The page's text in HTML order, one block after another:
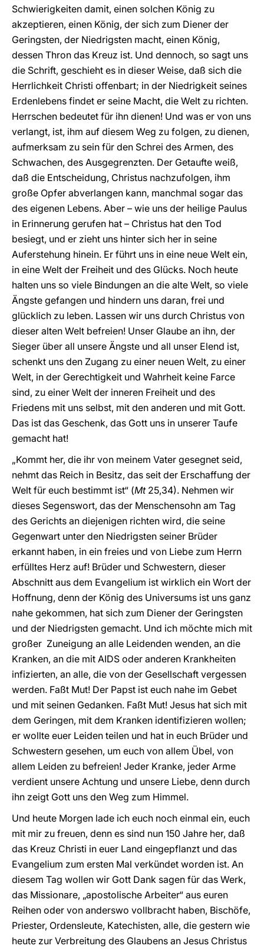
Schwierigkeiten damit, einen solchen König zu
akzeptieren, einen König, der sich zum Diener der
Geringsten, der Niedrigsten macht, einen König,
dessen Thron das Kreuz ist. Und dennoch, so sagt uns
die Schrift, geschieht es in dieser Weise, daß sich die
Herrlichkeit Christi offenbart; in der Niedrigkeit seines
Erdenlebens findet er seine Macht, die Welt zu richten.
Herrschen bedeutet für ihn dienen! Und was er von uns
verlangt, ist, ihm auf diesem Weg zu folgen, zu dienen,
aufmerksam zu sein für den Schrei des Armen, des
Schwachen, des Ausgegrenzten. Der Getaufte weiß,
daß die Entscheidung, Christus nachzufolgen, ihm
große Opfer abverlangen kann, manchmal sogar das
des eigenen Lebens. Aber – wie uns der heilige Paulus
in Erinnerung gerufen hat – Christus hat den Tod
besiegt, und er zieht uns hinter sich her in seine
Auferstehung hinein. Er führt uns in eine neue Welt ein,
in eine Welt der Freiheit und des Glücks. Noch heute
halten uns so viele Bindungen an die alte Welt, so viele
Ängste gefangen und hindern uns daran, frei und
glücklich zu leben. Lassen wir uns durch Christus von
dieser alten Welt befreien! Unser Glaube an ihn, der
Sieger über all unsere Ängste und all unser Elend ist,
schenkt uns den Zugang zu einer neuen Welt, zu einer
Welt, in der Gerechtigkeit und Wahrheit keine Farce
sind, zu einer Welt der inneren Freiheit und des
Friedens mit uns selbst, mit den anderen und mit Gott.
Das ist das Geschenk, das Gott uns in unserer Taufe
gemacht hat!
„Kommt her, die ihr von meinem Vater gesegnet seid,
nehmt das Reich in Besitz, das seit der Erschaffung der
Welt für euch bestimmt ist“ (Mt25,34). Nehmen wir
dieses Segenswort, das der Menschensohn am Tag
des Gerichts an diejenigen richten wird, die seine
Gegenwart unter den Niedrigsten seiner Brüder
erkannt haben, in ein freies und von Liebe zum Herrn
erfülltes Herz auf! Brüder und Schwestern, dieser
Abschnitt aus dem Evangelium ist wirklich ein Wort der
Hoffnung, denn der König des Universums ist uns ganz
nahe gekommen, hat sich zum Diener der Geringsten
und der Niedrigsten gemacht. Und ich möchte mich mit
großer Zuneigung an alle Leidenden wenden, an die
Kranken, an die mit AIDS oder anderen Krankheiten
infizierten, an alle, die von der Gesellschaft vergessen
werden. Faßt Mut! Der Papst ist euch nahe im Gebet
und mit seinen Gedanken. Faßt Mut! Jesus hat sich mit
dem Geringen, mit dem Kranken identifizieren wollen;
er wollte euer Leiden teilen und hat in euch Brüder und
Schwestern gesehen, um euch von allem Übel, von
allem Leiden zu befreien! Jeder Kranke, jeder Arme
verdient unsere Achtung und unsere Liebe, denn durch
ihn zeigt Gott uns den Weg zum Himmel.
Und heute Morgen lade ich euch noch einmal ein, euch
mit mir zu freuen, denn es sind nun 150 Jahre her, daß
das Kreuz Christi in euer Land eingepflanzt und das
Evangelium zum ersten Mal verkündet worden ist. An
diesem Tag wollen wir Gott Dank sagen für das Werk,
das Missionare, „apostolische Arbeiter“ aus euren
Reihen oder von anderswo vollbracht haben, Bischöfe,
Priester, Ordensleute, Katechisten, alle, die gestern wie
heute zur Verbreitung des Glaubens an Jesus Christus